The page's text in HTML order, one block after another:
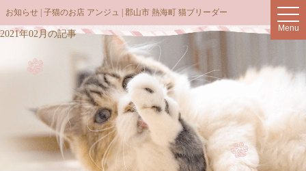
t
o
g
g
n
a
g
a
i
n
Menu
お知らせ | 子猫のお店 アンジュ | 郡山市 熱海町 猫ブリーダー
2021年02月の記事